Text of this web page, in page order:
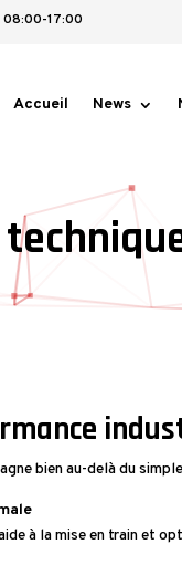
08:00-17:00
Accueil News
bien au-delà du
à la mise en train et